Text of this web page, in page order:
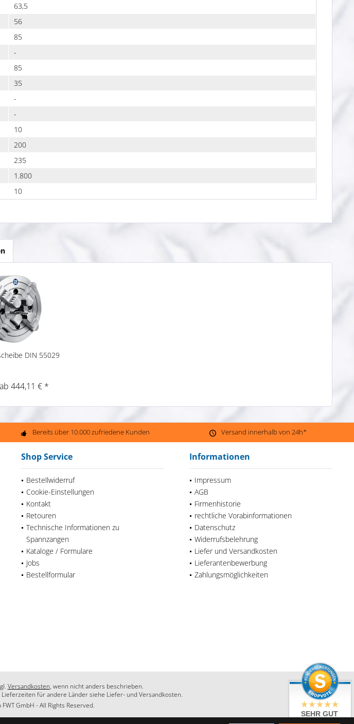
63,5
56
85
-
85
35
-
-
10
200
235
1.800
10
DIN 55029
444,11 € *
Bereits über 10.000 zufriedene Kunden Versand innerhalb von 24h*
Shop Service
Bestellwiderruf
Cookie-Einstellungen
Kontakt
Retouren
Technische Informationen zu
Spannzangen
Kataloge / Formulare
Jobs
Bestellformular
Informationen
Impressum
AGB
Firmenhistorie
rechtliche Vorabinformationen
Datenschutz
Widerrufsbelehrung
Liefer und Versandkosten
Lieferantenbewerbung
Zahlungsmöglichkeiten
Versandkosten, wenn nicht anders beschrieben.
für andere Länder siehe Liefer- und Versandkosten.
GmbH - All Rights Reserved.
SEHR GUT